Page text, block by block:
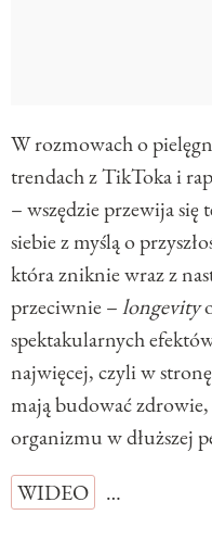
W rozmowach o
trendach z TikToka i
– wszędzie przewija się
siebie z myślą o
która zniknie wraz z
przeciwnie –longevity
spektakularnych
najwięcej, czyli w
mają budować
organizmu w dłuższej
WIDEO
…